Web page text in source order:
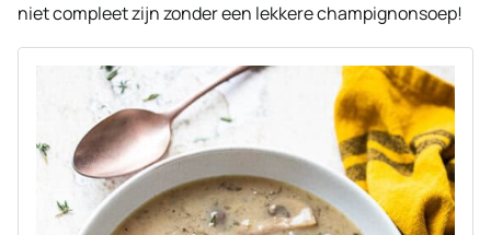
niet compleet zijn zonder een lekkere champignonsoep!